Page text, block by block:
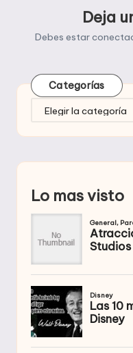
Deja
Debes estar
Categorías
Categorías
Lo mas visto